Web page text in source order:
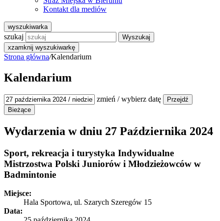
Kontakt dla mediów
wyszukiwarka
szukaj
Wyszukaj
xzamknij wyszukiwarkę
Strona główna/Kalendarium
Kalendarium
zmień / wybierz datę
Wydarzenia w dniu 27 Października 2024
Sport, rekreacja i turystyka Indywidualne
Mistrzostwa Polski Juniorów i Młodzieżowców w
Badmintonie
Miejsce:
Hala Sportowa, ul. Szarych Szeregów 15
Data: